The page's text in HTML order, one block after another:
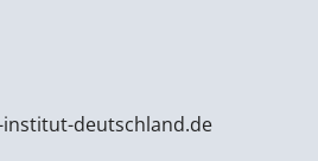
deutschland.de